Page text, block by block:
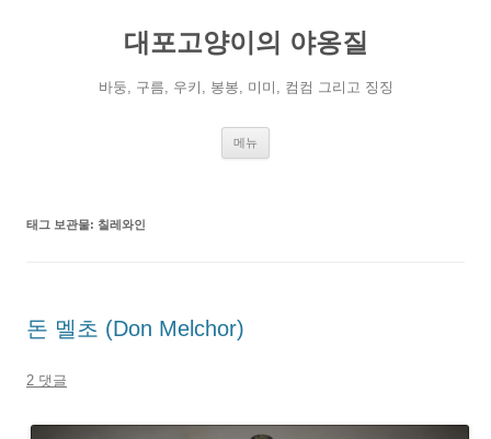
대포고양이의 야옹질
바둥, 구름, 우키, 봉봉, 미미, 컴컴 그리고 징징
메뉴
태그 보관물: 칠레와인
돈 멜초 (Don Melchor)
2 댓글